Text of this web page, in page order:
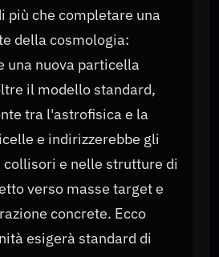
più che completare una
della cosmologia:
una nuova particella
il modello standard,
tra l'astrofisica e la
e indirizzerebbe gli
e nelle strutture di
verso masse target e
concrete. Ecco
esigerà standard di